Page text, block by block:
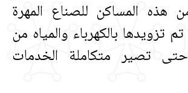
هذه المساكن للصناع المهرة
تزويدها بالكهرباء والمياه من
تصير متكاملة الخدمات